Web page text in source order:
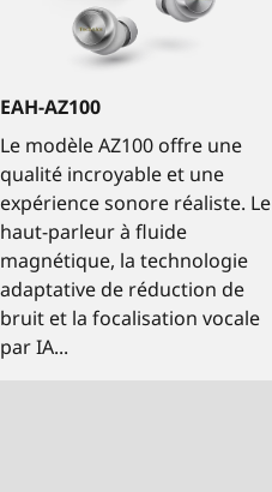
EAH-AZ100
Le modèle AZ100 offre une
qualité incroyable et une
expérience sonore réaliste. Le
haut-parleur à fluide
magnétique, la technologie
adaptative de réduction de
bruit et la focalisation vocale
par IA...